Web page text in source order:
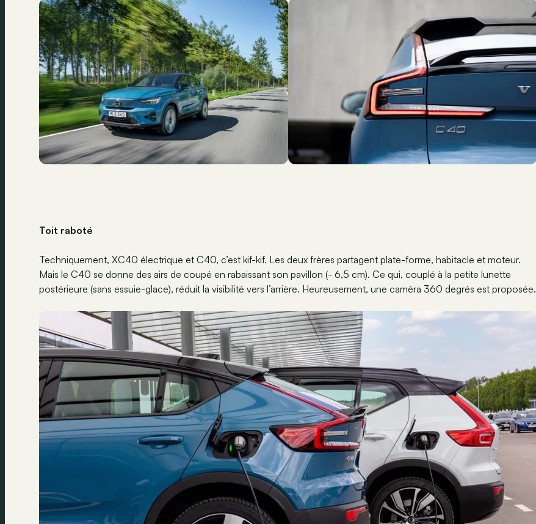
Toit raboté
Techniquement, XC40 électrique et C40, c’est kif-kif. Les deux frères partagent plate-forme, habitacle et moteur.
Mais le C40 se donne des airs de coupé en rabaissant son pavillon (- 6,5 cm). Ce qui, couplé à la petite lunette
postérieure (sans essuie-glace), réduit la visibilité vers l’arrière. Heureusement, une caméra 360 degrés est proposée.